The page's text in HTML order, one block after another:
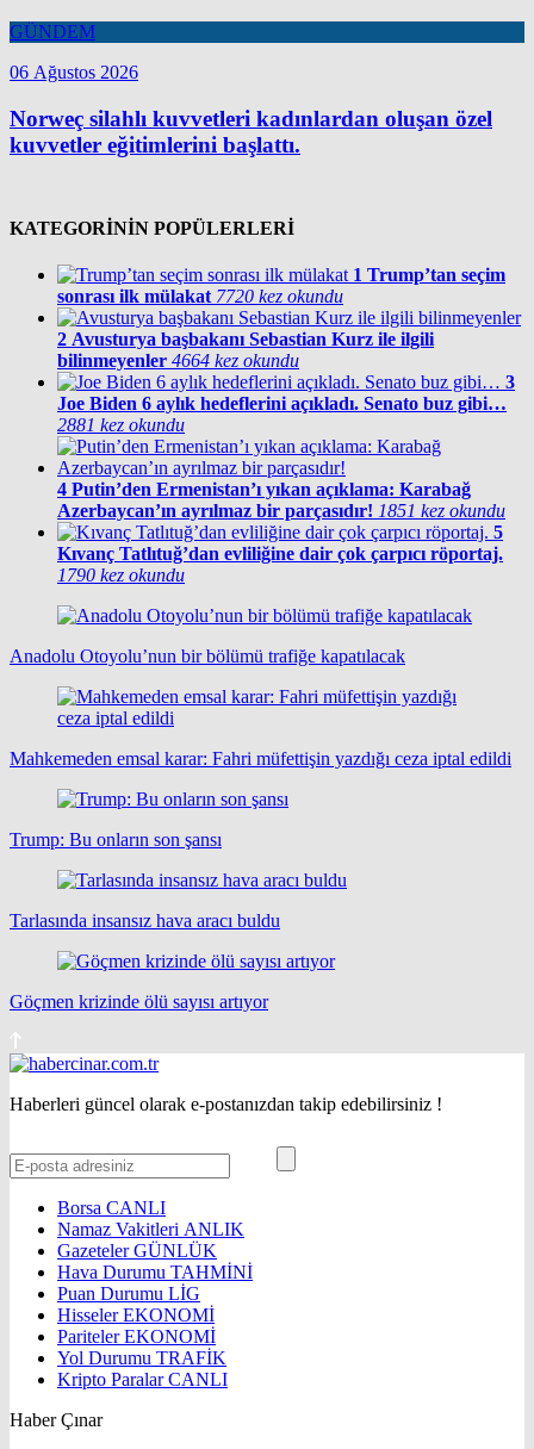
GÜNDEM
06 Ağustos 2026
Norweç silahlı kuvvetleri kadınlardan oluşan özel
kuvvetler eğitimlerini başlattı.
KATEGORİNİN POPÜLERLERİ
1 Trump’tan seçim
sonrası ilk mülakat 7720 kez okundu
2 Avusturya başbakanı Sebastian Kurz ile ilgili
bilinmeyenler 4664 kez okundu
3
Joe Biden 6 aylık hedeflerini açıkladı. Senato buz gibi…
2881 kez okundu
4 Putin’den Ermenistan’ı yıkan açıklama: Karabağ
Azerbaycan’ın ayrılmaz bir parçasıdır! 1851 kez okundu
5
Kıvanç Tatlıtuğ’dan evliliğine dair çok çarpıcı röportaj.
1790 kez okundu
Anadolu Otoyolu’nun bir bölümü trafiğe kapatılacak
Mahkemeden emsal karar: Fahri müfettişin yazdığı ceza iptal edildi
Trump: Bu onların son şansı
Tarlasında insansız hava aracı buldu
Göçmen krizinde ölü sayısı artıyor
Haberleri güncel olarak e-postanızdan takip edebilirsiniz !
Borsa CANLI
Namaz Vakitleri ANLIK
GazetelerGÜNLÜK
Hava Durumu TAHMİNİ
Puan Durumu LİG
HisselerEKONOMİ
ParitelerEKONOMİ
Yol Durumu TRAFİK
Kripto ParalarCANLI
Haber Çınar